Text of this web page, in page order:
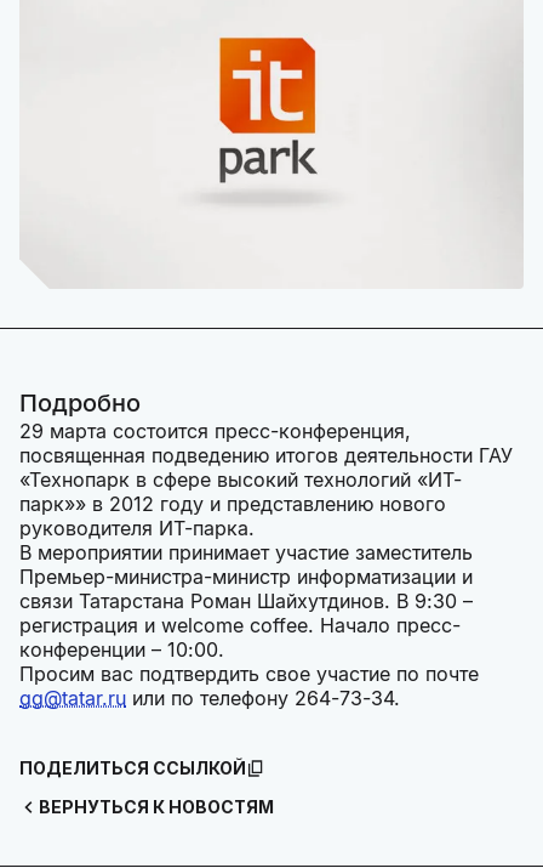
Подробно
29 марта состоится пресс-конференция,
посвященная подведению итогов деятельности ГАУ
«Технопарк в сфере высокий технологий «ИТ-
парк»» в 2012 году и представлению нового
руководителя ИТ-парка.
В мероприятии принимает участие заместитель
Премьер-министра-министр информатизации и
связи Татарстана Роман Шайхутдинов. В 9:30 –
регистрация и welcome coffee. Начало пресс-
конференции – 10:00.
Просим вас подтвердить свое участие по почте
gg@tatar.ru или по телефону 264-73-34.
ВЕРНУТЬСЯ К НОВОСТЯМ
ПОДЕЛИТЬСЯ ССЫЛКОЙ